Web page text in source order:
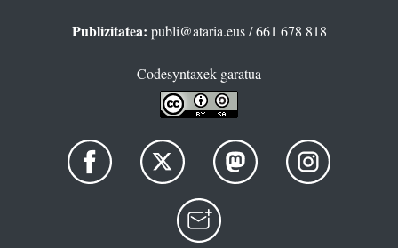
Publizitatea: publi@ataria.eus/ 661 678 818
Codesyntaxek garatua